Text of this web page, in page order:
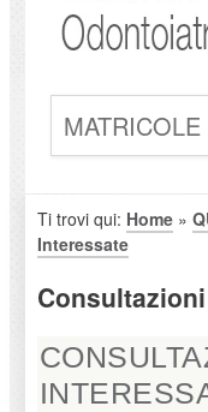
MATRICOLE
Ti trovi qui: Home»
Interessate